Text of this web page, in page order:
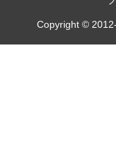
Copyright ©